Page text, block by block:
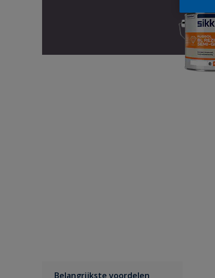
Belangrijkste voordelen